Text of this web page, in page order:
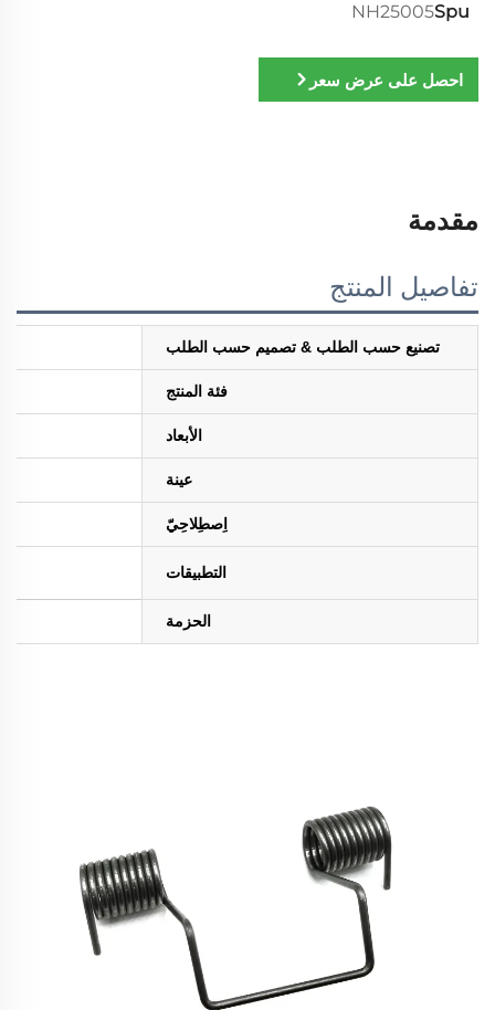
Spu
NH25005
احصل على عرض سعر
مقدمة
تفاصيل المنتج
تصنيع حسب الطلب & تصميم حسب الطلب
فئة المنتج
الأبعاد
عينة
اِصطِلاحِيّ
التطبيقات
الحزمة